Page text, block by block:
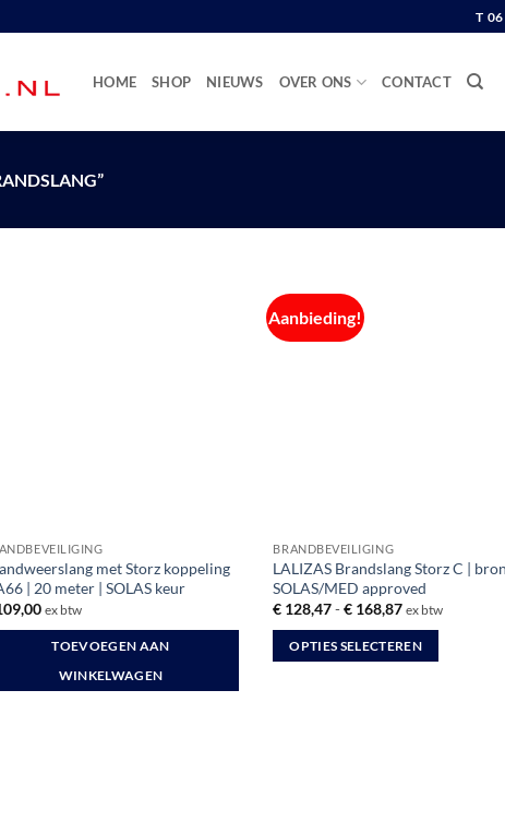
T
HOME SHOP NIEUWS OVER ONS CONTACT
met Storz koppeling
| 20 meter | SOLAS keur
ex btw
TOEVOEGEN AAN
WINKELWAGEN
Aanbieding!
BRANDBEVEILIGING
LALIZAS Brandslang Storz C |
SOLAS/MED approved
€ 128,47 - € 168,87Prijsklasse:
tot
€ 168,87
ex btw
OPTIES SELECTEREN